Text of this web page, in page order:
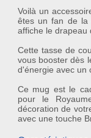
Voilà un
êtes un fan de la
affiche le drapeau
Cette tasse de
vous booster dès
d'énergie avec un
Ce mug est le
pour le
décoration de
avec une touche